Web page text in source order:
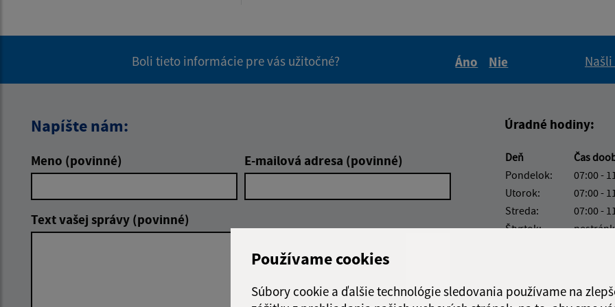
Používame cookies
Súbory cookie a ďalšie technológie sledovania používame na
Boli tieto informácie pre vás užitočné?
Áno
Nie
Napíšte nám:
Meno (povinné) E-mailová adresa (povinné)
Text vašej správy (povinné)
Úradné hodiny:
Deň
Čas
Pondelok:
07:00 -
Utorok:
07:00 -
Streda:
07:00 -
Štvrtok: